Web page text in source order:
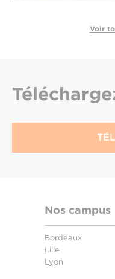
Voir
Nos campus
Bordeaux
Lille
Lyon